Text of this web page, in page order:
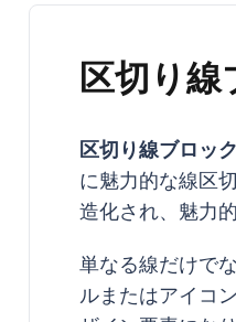
区切り線
区切り線ブロック
に魅力的な線区
造化され、魅力
単なる線だけで
ルまたはアイコ